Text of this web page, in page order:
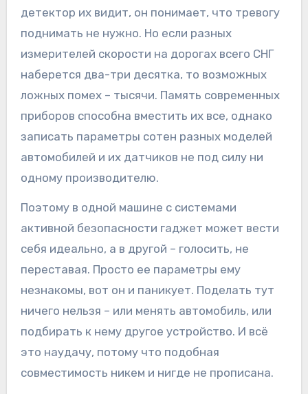
детектор их видит, он понимает, что тревогу
поднимать не нужно. Но если разных
измерителей скорости на дорогах всего СНГ
наберется два-три десятка, то возможных
ложных помех – тысячи. Память современных
приборов способна вместить их все, однако
записать параметры сотен разных моделей
автомобилей и их датчиков не под силу ни
одному производителю.
Поэтому в одной машине с системами
активной безопасности гаджет может вести
себя идеально, а в другой – голосить, не
переставая. Просто ее параметры ему
незнакомы, вот он и паникует. Поделать тут
ничего нельзя – или менять автомобиль, или
подбирать к нему другое устройство. И всё
это наудачу, потому что подобная
совместимость никем и нигде не прописана.